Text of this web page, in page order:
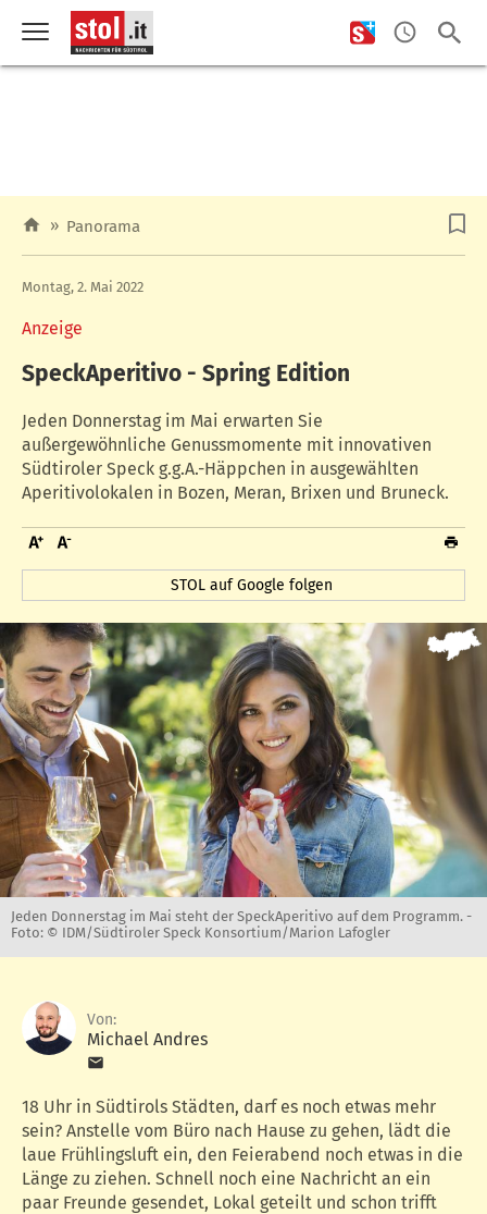
» Panorama
Anzeige
Montag, 2. Mai 2022
SpeckAperitivo - Spring Edition
Jeden Donnerstag im Mai erwarten Sie
außergewöhnliche Genussmomente mit innovativen
Südtiroler Speck g.g.A.-Häppchen in ausgewählten
Aperitivolokalen in Bozen, Meran, Brixen und Bruneck.
STOL auf Google folgen
Jeden Donnerstag im Mai steht der SpeckAperitivo auf dem Programm. -
Foto: © IDM/Südtiroler Speck Konsortium/Marion Lafogler
Von:
Michael Andres
18 Uhr in Südtirols Städten, darf es noch etwas mehr
sein? Anstelle vom Büro nach Hause zu gehen, lädt die
laue Frühlingsluft ein, den Feierabend noch etwas in die
Länge zu ziehen. Schnell noch eine Nachricht an ein
paar Freunde gesendet, Lokal geteilt und schon trifft